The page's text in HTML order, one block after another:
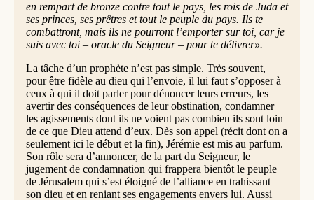
en rempart de bronze contre tout le pays, les rois de Juda et
ses princes, ses prêtres et tout le peuple du pays. Ils te
combattront, mais ils ne pourront l’emporter sur toi, car je
suis avec toi – oracle du Seigneur – pour te délivrer».
La tâche d’un prophète n’est pas simple. Très souvent,
pour être fidèle au dieu qui l’envoie, il lui faut s’opposer à
ceux à qui il doit parler pour dénoncer leurs erreurs, les
avertir des conséquences de leur obstination, condamner
les agissements dont ils ne voient pas combien ils sont loin
de ce que Dieu attend d’eux. Dès son appel (récit dont on a
seulement ici le début et la fin), Jérémie est mis au parfum.
Son rôle sera d’annoncer, de la part du Seigneur, le
jugement de condamnation qui frappera bientôt le peuple
de Jérusalem qui s’est éloigné de l’alliance en trahissant
son dieu et en reniant ses engagements envers lui. Aussi